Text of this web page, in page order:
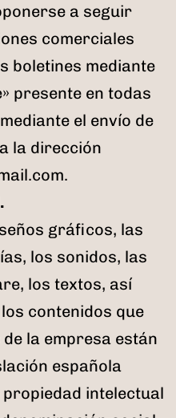
a seguir
comerciales
boletines mediante
presente en todas
el envío de
la dirección
gráficos, las
los sonidos, las
los textos, así
contenidos que
la empresa están
española
intelectual